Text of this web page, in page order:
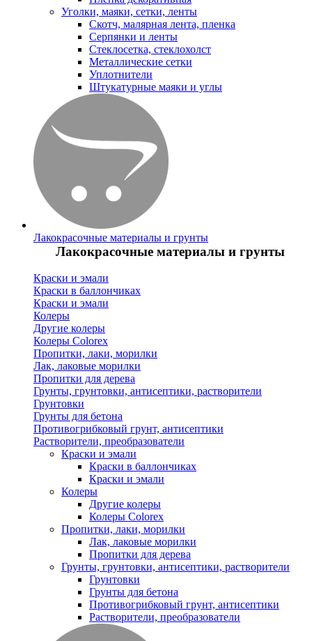
Уголки, маяки, сетки, ленты
Скотч, малярная лента, пленка
Серпянки и ленты
Стеклосетка, стеклохолст
Металлические сетки
Уплотнители
Штукатурные маяки и углы
Лакокрасочные материалы и грунты
Лакокрасочные материалы и грунты
Краски и эмали
Краски в баллончиках
Краски и эмали
Колеры
Другие колеры
Колеры Colorex
Пропитки, лаки, морилки
Лак, лаковые морилки
Пропитки для дерева
Грунты, грунтовки, антисептики, растворители
Грунтовки
Грунты для бетона
Противогрибковый грунт, антисептики
Растворители, преобразователи
Краски и эмали
Краски в баллончиках
Краски и эмали
Колеры
Другие колеры
Колеры Colorex
Пропитки, лаки, морилки
Лак, лаковые морилки
Пропитки для дерева
Грунты, грунтовки, антисептики, растворители
Грунтовки
Грунты для бетона
Противогрибковый грунт, антисептики
Растворители, преобразователи